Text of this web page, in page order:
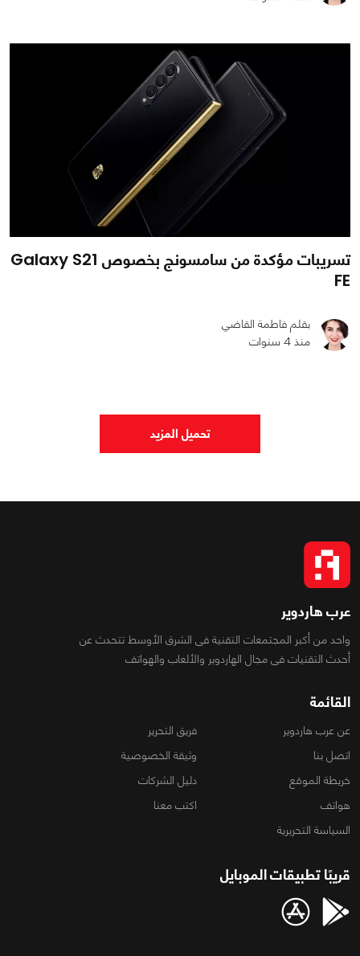
0
0
تسريبات مؤكدة من سامسونج بخصوص Galaxy S21
FE
بقلم فاطمة القاضي
منذ 4 سنوات
تحميل المزيد
عرب هاردوير
واحد من أكبر المجتمعات التقنية فى الشرق الأوسط تتحدث عن
أحدث التقنيات فى مجال الهاردوير والألعاب والهواتف
القائمة
عن عرب هاردوير
فريق التحرير
اتصل بنا
وثيقة الخصوصية
خريطة الموقع
دليل الشركات
هواتف
اكتب معنا
السياسة التحريرية
قريبًا تطبيقات الموبايل